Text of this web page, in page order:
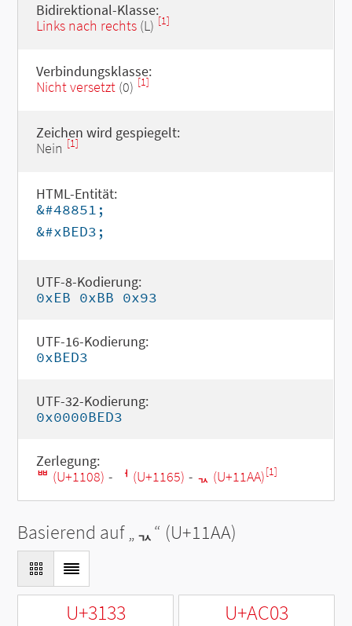
Bidirektional-Klasse:
Links nach rechts(L) [1]
Verbindungsklasse:
Nicht versetzt(0) [1]
Zeichen wird gespiegelt:
Nein [1]
HTML-Entität:
&#48851;
&#xBED3;
UTF-8-Kodierung:
0xEB 0xBB 0x93
UTF-16-Kodierung:
0xBED3
UTF-32-Kodierung:
0x0000BED3
Zerlegung:
ᄈ (U+1108) - ᅥ (U+1165) - ᆪ (U+11AA)[1]
Basierend auf „ᆪ“ (U+11AA)
U+3133 U+AC03